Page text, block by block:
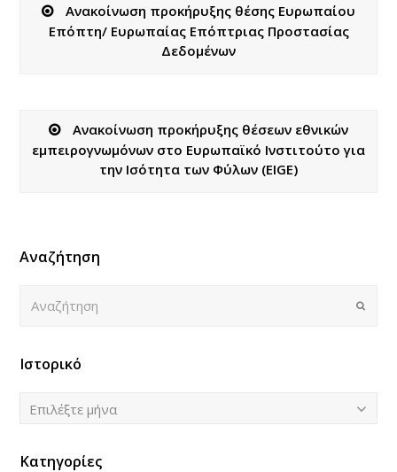
Ανακοίνωση προκήρυξης θέσης Ευρωπαίου
Επόπτη/ Ευρωπαίας Επόπτριας Προστασίας
Δεδομένων
Ανακοίνωση προκήρυξης θέσεων εθνικών
εμπειρογνωμόνων στο Ευρωπαϊκό Ινστιτούτο για
την Ισότητα των Φύλων (EIGE)
Αναζήτηση
Submit
Ιστορικό
Ιστορικό
Επιλέξτε μήνα
Κατηγορίες